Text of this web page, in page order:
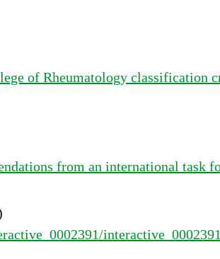
of Rheumatology classification
from an international task